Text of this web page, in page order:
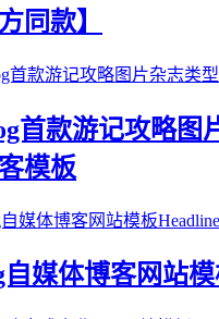
同款】
首款游记攻略图
模板
自媒体博客网站